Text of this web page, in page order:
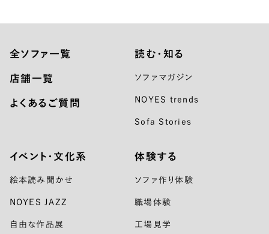
全ソファ一覧
店舗一覧
よくあるご質問
読む・知る
ソファマガジン
NOYES trends
Sofa Stories
イベント・文化系
絵本読み聞かせ
NOYES JAZZ
自由な作品展
体験する
ソファ作り体験
職場体験
工場見学